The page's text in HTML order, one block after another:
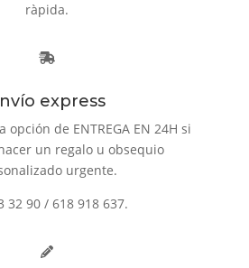
ràpida.
express
opción de ENTREGA EN 24H si
un regalo u obsequio
urgente.
32 90 / 618 918 637.